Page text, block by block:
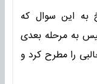
به این سوال که
به مرحله بعدی
را مطرح کرد و